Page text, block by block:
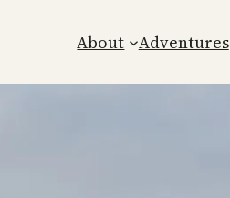
About Adventures